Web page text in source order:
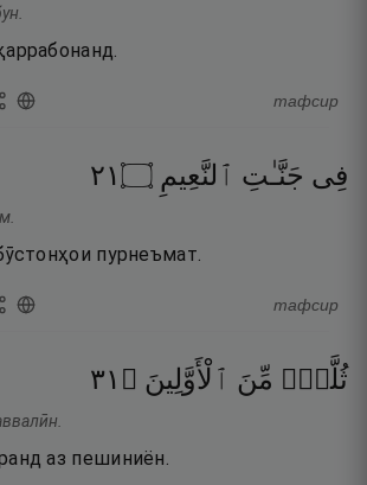
тафсир
فِى جَنَّـٰتِ ٱلنَّعِيمِ ۝١٢
пурнеъмат.
тафсир
ثُلَّةٌۭ مِّنَ ٱلْأَوَّلِينَ ۝ ١٣
аз пешиниён.